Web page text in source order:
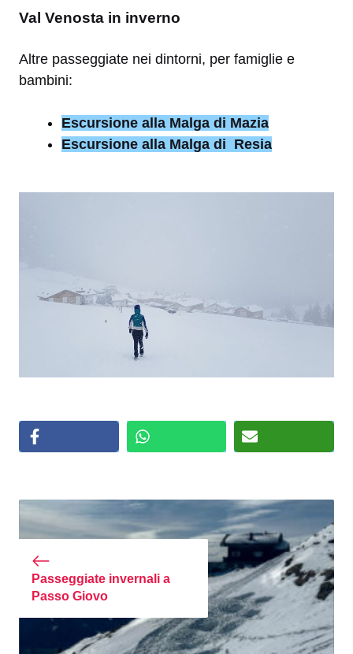
Val Venosta in inverno
Altre passeggiate nei dintorni, per famiglie e
bambini:
Escursione alla Malga di Mazia
Escursione alla Malga di Resia
Passeggiate invernali a
Passo Giovo